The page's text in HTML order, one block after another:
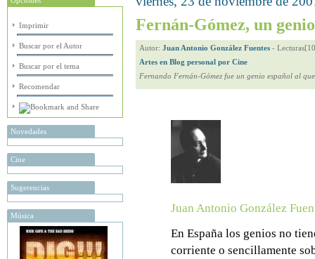
Imprimir
Buscar por el Autor
Buscar por el tema
Recomendar
Novedades
Cine
Sugerencias
Música
Fernán-Gómez, un
Autor: Juan Antonio González Fuentes -
Artes en Blog personal por Cine
Fernando Fernán-Gómez fue un genio español al
Juan Antonio González
En España los genios no
corriente o sencillamente